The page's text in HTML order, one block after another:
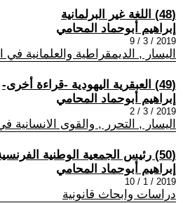
(48) اللغة غير البرلمانية
إبراهيم أبوحماد المحامي
2019 / 3 / 9
اليسار , الديمقراطية والعلمانية
(49) العبقرية اليهودية -قراءة أخرى-
إبراهيم أبوحماد المحامي
2019 / 3 / 2
اليسار , التحرر , والقوى الانسانية
(50) رئيس الجمعية الوطنية الفرنسية
إبراهيم أبوحماد المحامي
2019 / 1 / 10
دراسات وابحاث قانونية